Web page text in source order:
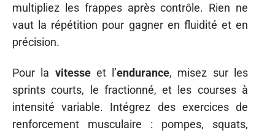
multipliez les frappes après contrôle. Rien ne
vaut la répétition pour gagner en fluidité et en
précision.
Pour la vitesseet l’endurance, misez sur les
sprints courts, le fractionné, et les courses à
intensité variable. Intégrez des exercices de
renforcement musculaire : pompes, squats,